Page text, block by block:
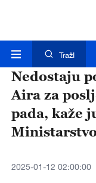
TražI
Nedostaju
Aira za
pada, kaže
2025-01-12 02:00:00